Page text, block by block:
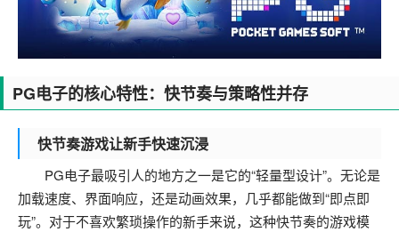
PG电子的核心特性：快节奏与策略性并存
快节奏游戏让新手快速沉浸
PG电子最吸引人的地方之一是它的“轻量型设计”。无论是
加载速度、界面响应，还是动画效果，几乎都能做到“即点即
玩”。对于不喜欢繁琐操作的新手来说，这种快节奏的游戏模